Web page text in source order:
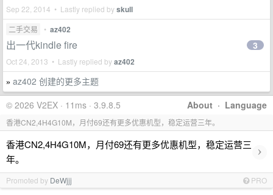
Sep 22, 2014 • Lastly replied byskull
二手交易 • az402
出一代kindle fire
Oct 24, 2013 • Lastly replied byaz402
3
» az402 创建的更多主题
About · Language
© 2026 V2EX · 11ms · 3.9.8.5
香港CN2,4H4G10M，月付69还有更多优惠机型，稳定运营三年。
香港CN2,4H4G10M，月付69还有更多优惠机型，稳定运营三
年。
›
Promoted by DeWjjj PRO